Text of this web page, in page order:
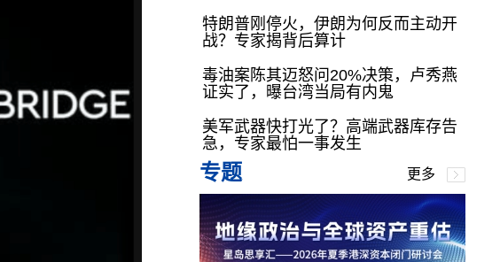
特朗普刚停火，伊朗为何反而主动开
战？专家揭背后算计
毒油案陈其迈怒问20%决策，卢秀燕
证实了，曝台湾当局有内鬼
美军武器快打光了？高端武器库存告
急，专家最怕一事发生
专题 更多